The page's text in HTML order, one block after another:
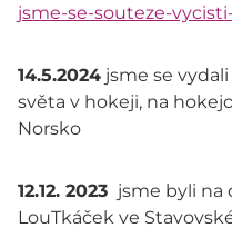
jsme-se-souteze-
14.5.2024 jsme se
světa v hokeji, na
Norsko
12.12. 2023 jsme byli na
LouTkáček ve